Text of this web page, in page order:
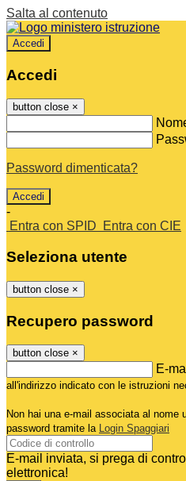
Salta al contenuto
Accedi
Accedi
button close ×
Password dimenticata?
-
Entra con SPID
Entra con CIE
Seleziona utente
button close ×
Recupero password
button close ×
E-
all'indirizzo indicato con le istruzioni
Non hai una e-mail associata al nome
password tramite la Login Spaggiari
E-mail inviata, si prega di
elettronica!